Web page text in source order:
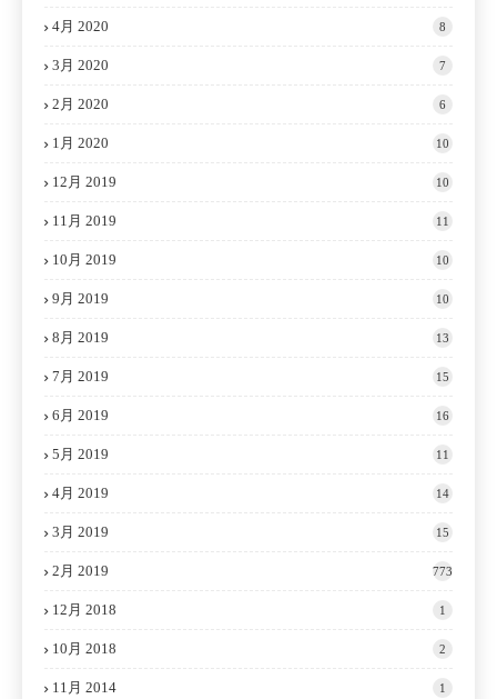
4月 2020 8
3月 2020 7
2月 2020 6
1月 2020 10
12月 2019 10
11月 2019 11
10月 2019 10
9月 2019 10
8月 2019 13
7月 2019 15
6月 2019 16
5月 2019 11
4月 2019 14
3月 2019 15
2月 2019 773
12月 2018 1
10月 2018 2
11月 2014 1